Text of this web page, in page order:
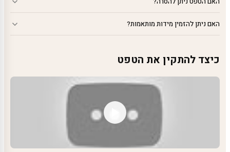
האם ניתן להזמין מידות מותאמות?
כיצד להתקין את הטפט